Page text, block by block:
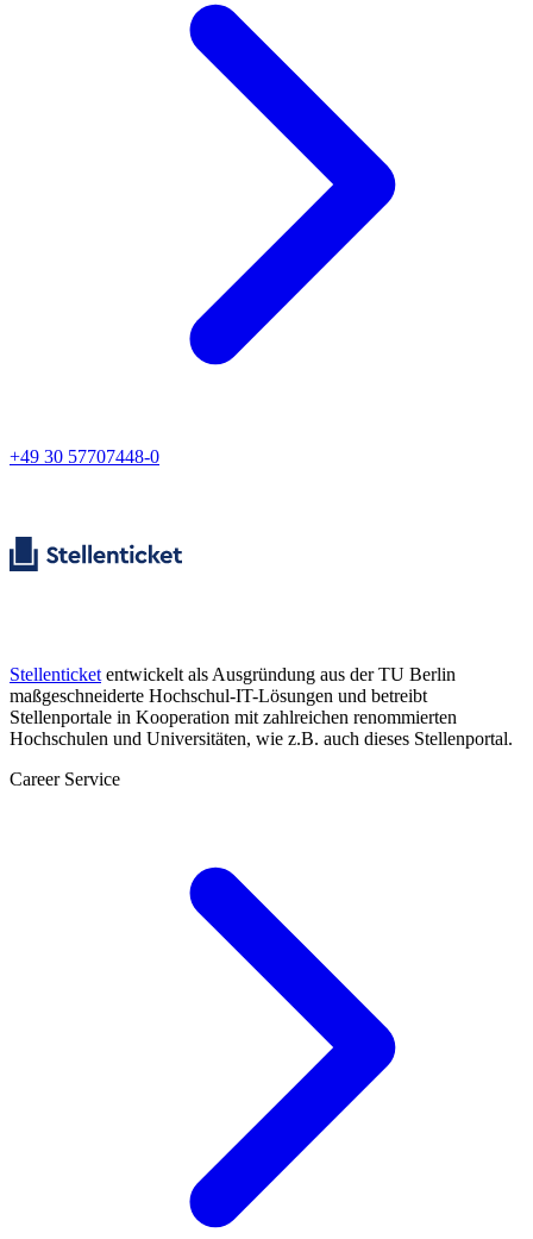
+49 30 57707448-0
Stellenticket entwickelt als Ausgründung aus der TU Berlin
maßgeschneiderte Hochschul-IT-Lösungen und betreibt
Stellenportale in Kooperation mit zahlreichen renommierten
Hochschulen und Universitäten, wie z.B. auch dieses Stellenportal.
Career Service